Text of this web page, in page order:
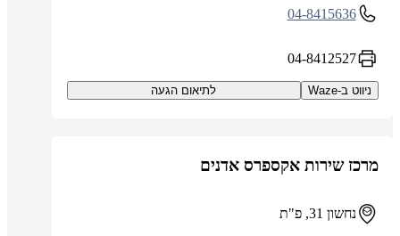
04-8415636
04-8412527
ניווט ב-Waze לתיאום הגעה
מרכז שירות אקספרס אדנים
נחשון 31, פ"ת